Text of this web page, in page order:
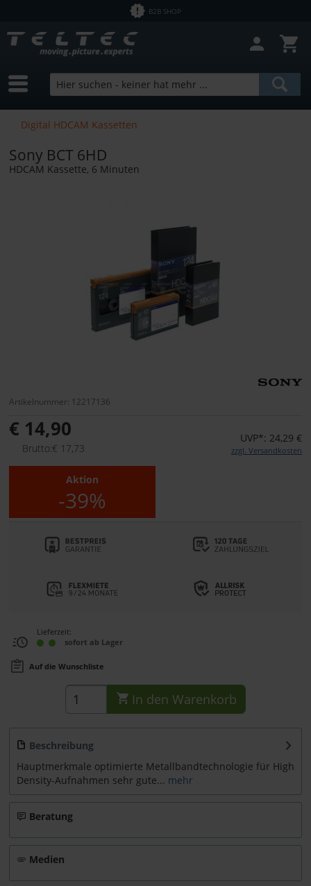
B2B SHOP
Digital HDCAM Kassetten
Sony BCT 6HD
HDCAM Kassette, 6 Minuten
Artikelnummer: 12217136
€ 14,90
Brutto:€ 17,73
UVP*: 24,29 €
zzgl. Versandkosten
Aktion
-39%
Lieferzeit:
sofort ab Lager
Auf die Wunschliste
In den Warenkorb
Beschreibung
Hauptmerkmale optimierte Metallbandtechnologie für High
Density-Aufnahmen sehr gute... mehr
Beratung
Medien